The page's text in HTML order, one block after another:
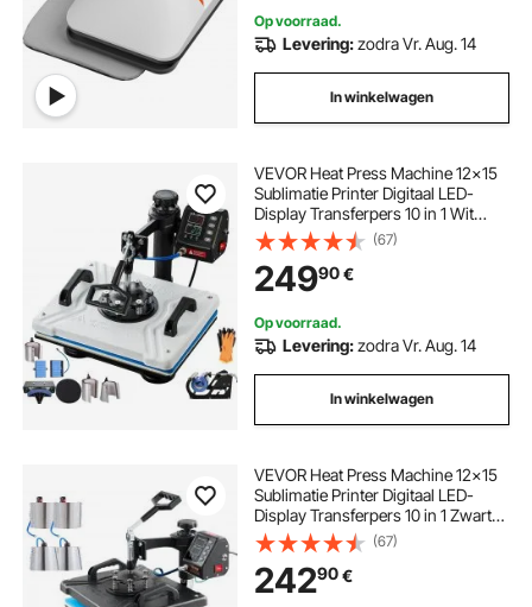
Op voorraad.
Levering:zodra Vr. Aug. 14
In winkelwagen
VEVOR Heat Press Machine 12x15
Sublimatie Printer Digitaal LED-
Display Transferpers 10 in 1 Wit
Hittepers met Benodigde
Accessoires voor Verstrekt
Afbeeldingen op T-
shirts/Hoeden/Borden/Bekers/Penn
en
(67)
24990€
Op voorraad.
Levering:zodra Vr. Aug. 14
In winkelwagen
VEVOR Heat Press Machine 12x15
Sublimatie Printer Digitaal LED-
Display Transferpers 10 in 1 Zwart
Hittepers + Benodigde Accessoires
voor Verstrekt Afbeeldingen op T-
shirts/Hoeden/Borden/Bekers/Penn
en
(67)
24290€